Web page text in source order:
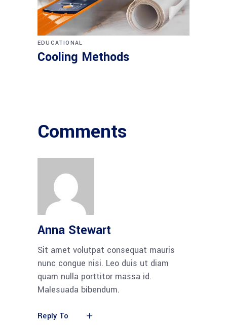
EDUCATIONAL
Cooling Methods
Comments
Anna Stewart
Sit amet volutpat consequat mauris
nunc congue nisi. Leo duis ut diam
quam nulla porttitor massa id.
Malesuada bibendum.
Reply To